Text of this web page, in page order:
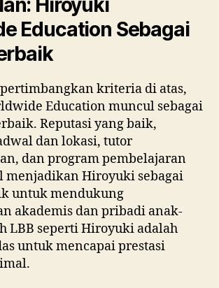
Hiroyuki
Education Sebagai
kriteria di atas,
Education muncul sebagai
Reputasi yang baik,
dan lokasi, tutor
dan program pembelajaran
menjadikan Hiroyuki sebagai
untuk mendukung
akademis dan pribadi anak-
LBB seperti Hiroyuki adalah
untuk mencapai prestasi